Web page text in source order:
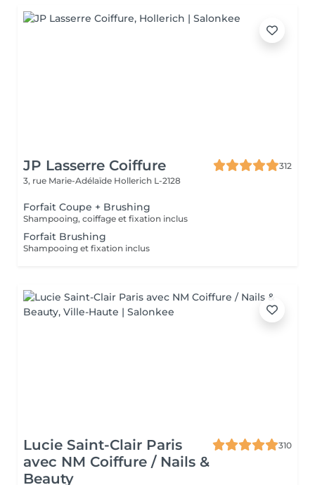
JP Lasserre Coiffure
312
3, rue Marie-Adélaïde Hollerich L-2128
Forfait Coupe + Brushing
Shampooing, coiffage et fixation inclus
Forfait Brushing
Shampooing et fixation inclus
Lucie Saint-Clair Paris
avec NM Coiffure / Nails &
Beauty
310